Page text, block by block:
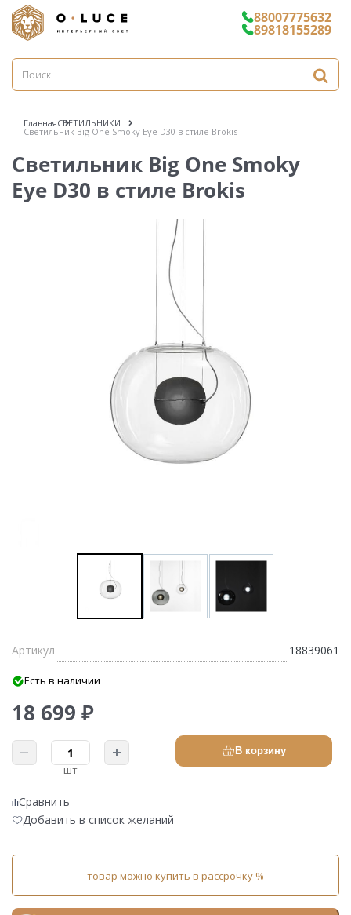
88007775632
89818155289
ГлавнаяСВЕТИЛЬНИКИ
Светильник Big One Smoky Eye D30 в стиле Brokis
Светильник Big One Smoky
Eye D30 в стиле Brokis
Артикул 18839061
Есть в наличии
18 699 ₽
шт
В корзину
Сравнить
Добавить в список желаний
товар можно купить в рассрочку %